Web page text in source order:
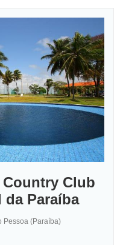
Club
Paraíba
Pessoa (Paraíba)